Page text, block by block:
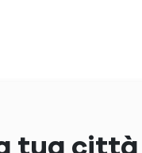
tua città